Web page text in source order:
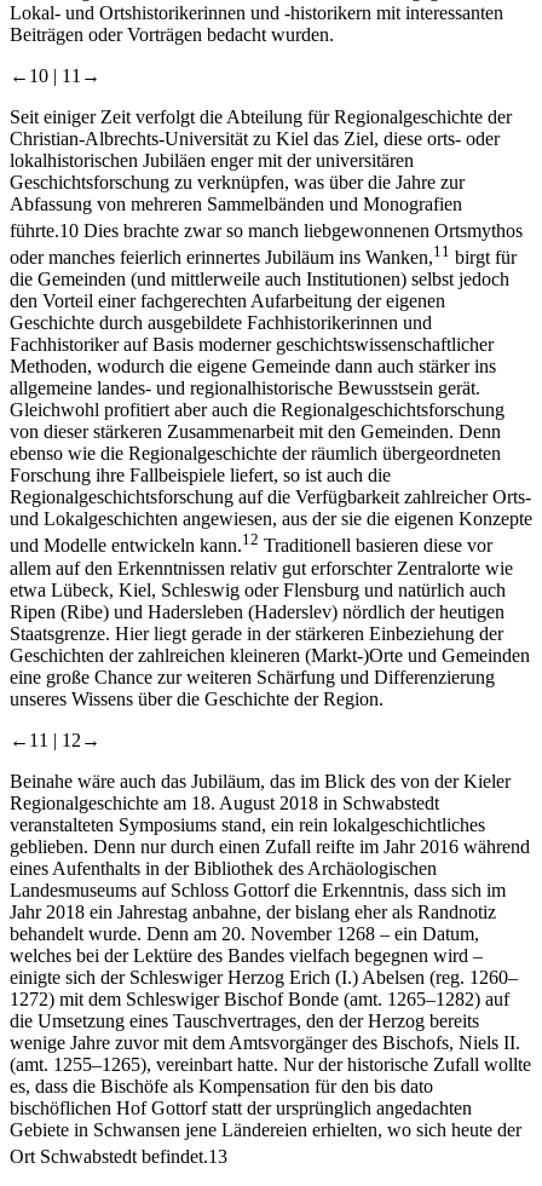
Lokal- und Ortshistorikerinnen und -historikern mit interessanten
Beiträgen oder Vorträgen bedacht wurden.
←10 | 11→
Seit einiger Zeit verfolgt die Abteilung für Regionalgeschichte der
Christian-Albrechts-Universität zu Kiel das Ziel, diese orts- oder
lokalhistorischen Jubiläen enger mit der universitären
Geschichtsforschung zu verknüpfen, was über die Jahre zur
Abfassung von mehreren Sammelbänden und Monografien
führte.10 Dies brachte zwar so manch liebgewonnenen Ortsmythos
oder manches feierlich erinnertes Jubiläum ins Wanken,11 birgt für
die Gemeinden (und mittlerweile auch Institutionen) selbst jedoch
den Vorteil einer fachgerechten Aufarbeitung der eigenen
Geschichte durch ausgebildete Fachhistorikerinnen und
Fachhistoriker auf Basis moderner geschichtswissenschaftlicher
Methoden, wodurch die eigene Gemeinde dann auch stärker ins
allgemeine landes- und regionalhistorische Bewusstsein gerät.
Gleichwohl profitiert aber auch die Regionalgeschichtsforschung
von dieser stärkeren Zusammenarbeit mit den Gemeinden. Denn
ebenso wie die Regionalgeschichte der räumlich übergeordneten
Forschung ihre Fallbeispiele liefert, so ist auch die
Regionalgeschichtsforschung auf die Verfügbarkeit zahlreicher Orts-
und Lokalgeschichten angewiesen, aus der sie die eigenen Konzepte
und Modelle entwickeln kann.12 Traditionell basieren diese vor
allem auf den Erkenntnissen relativ gut erforschter Zentralorte wie
etwa Lübeck, Kiel, Schleswig oder Flensburg und natürlich auch
Ripen (Ribe) und Hadersleben (Haderslev) nördlich der heutigen
Staatsgrenze. Hier liegt gerade in der stärkeren Einbeziehung der
Geschichten der zahlreichen kleineren (Markt-)Orte und Gemeinden
eine große Chance zur weiteren Schärfung und Differenzierung
unseres Wissens über die Geschichte der Region.
←11 | 12→
Beinahe wäre auch das Jubiläum, das im Blick des von der Kieler
Regionalgeschichte am 18. August 2018 in Schwabstedt
veranstalteten Symposiums stand, ein rein lokalgeschichtliches
geblieben. Denn nur durch einen Zufall reifte im Jahr 2016 während
eines Aufenthalts in der Bibliothek des Archäologischen
Landesmuseums auf Schloss Gottorf die Erkenntnis, dass sich im
Jahr 2018 ein Jahrestag anbahne, der bislang eher als Randnotiz
behandelt wurde. Denn am 20. November 1268 – ein Datum,
welches bei der Lektüre des Bandes vielfach begegnen wird –
einigte sich der Schleswiger Herzog Erich (I.) Abelsen (reg. 1260–
1272) mit dem Schleswiger Bischof Bonde (amt. 1265–1282) auf
die Umsetzung eines Tauschvertrages, den der Herzog bereits
wenige Jahre zuvor mit dem Amtsvorgänger des Bischofs, Niels II.
(amt. 1255–1265), vereinbart hatte. Nur der historische Zufall wollte
es, dass die Bischöfe als Kompensation für den bis dato
bischöflichen Hof Gottorf statt der ursprünglich angedachten
Gebiete in Schwansen jene Ländereien erhielten, wo sich heute der
Ort Schwabstedt befindet.13